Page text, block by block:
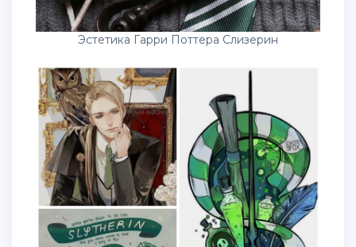
Эстетика Гарри Поттера Слизерин